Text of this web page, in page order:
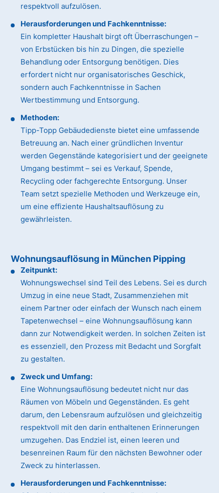
respektvoll aufzulösen.
Herausforderungen und Fachkenntnisse:
Ein kompletter Haushalt birgt oft Überraschungen –
von Erbstücken bis hin zu Dingen, die spezielle
Behandlung oder Entsorgung benötigen. Dies
erfordert nicht nur organisatorisches Geschick,
sondern auch Fachkenntnisse in Sachen
Wertbestimmung und Entsorgung.
Methoden:
Tipp-Topp Gebäudedienste bietet eine umfassende
Betreuung an. Nach einer gründlichen Inventur
werden Gegenstände kategorisiert und der geeignete
Umgang bestimmt – sei es Verkauf, Spende,
Recycling oder fachgerechte Entsorgung. Unser
Team setzt spezielle Methoden und Werkzeuge ein,
um eine effiziente Haushaltsauflösung zu
gewährleisten.
Wohnungsauflösung in München Pipping
Zeitpunkt:
Wohnungswechsel sind Teil des Lebens. Sei es durch
Umzug in eine neue Stadt, Zusammenziehen mit
einem Partner oder einfach der Wunsch nach einem
Tapetenwechsel – eine Wohnungsauflösung kann
dann zur Notwendigkeit werden. In solchen Zeiten ist
es essenziell, den Prozess mit Bedacht und Sorgfalt
zu gestalten.
Zweck und Umfang:
Eine Wohnungsauflösung bedeutet nicht nur das
Räumen von Möbeln und Gegenständen. Es geht
darum, den Lebensraum aufzulösen und gleichzeitig
respektvoll mit den darin enthaltenen Erinnerungen
umzugehen. Das Endziel ist, einen leeren und
besenreinen Raum für den nächsten Bewohner oder
Zweck zu hinterlassen.
Herausforderungen und Fachkenntnisse: